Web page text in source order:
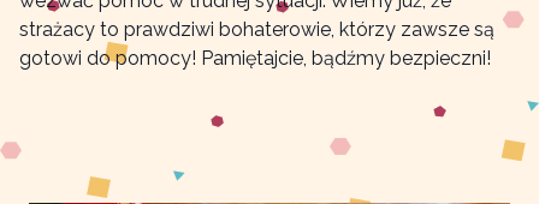
strażacy to prawdziwi bohaterowie, którzy zawsze są
gotowi do pomocy! Pamiętajcie, bądźmy bezpieczni!